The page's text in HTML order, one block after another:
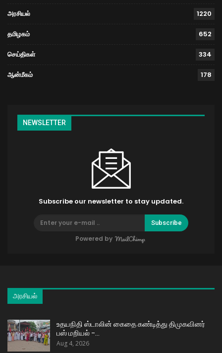
அரசியல் 1220
தமிழகம் 652
செய்திகள் 334
ஆன்மீகம் 178
NEWSLETTER
Subscribe our newsletter to stay updated.
Subscribe
Powered by
அரசியல்
உதயநிதி ஸ்டாலின் கைதை கண்டித்து திமுகவினர்
பஸ் மறியல் –…
Aug 4, 2026